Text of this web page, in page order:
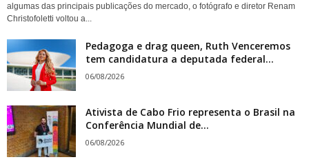
algumas das principais publicações do mercado, o fotógrafo e diretor Renam
Christofoletti voltou a...
Pedagoga e drag queen, Ruth Venceremos
tem candidatura a deputada federal...
06/08/2026
Ativista de Cabo Frio representa o Brasil na
Conferência Mundial de...
06/08/2026